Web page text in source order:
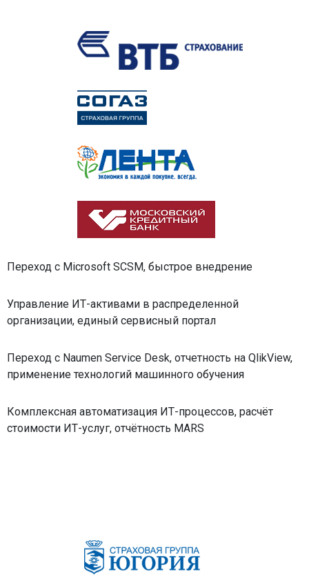
Переход с Microsoft SCSM, быстрое внедрение
Управление ИТ-активами в распределенной
организации, единый сервисный портал
Переход с Naumen Service Desk, отчетность на QlikView,
применение технологий машинного обучения
Комплексная автоматизация ИТ-процессов, расчёт
стоимости ИТ-услуг, отчётность MARS